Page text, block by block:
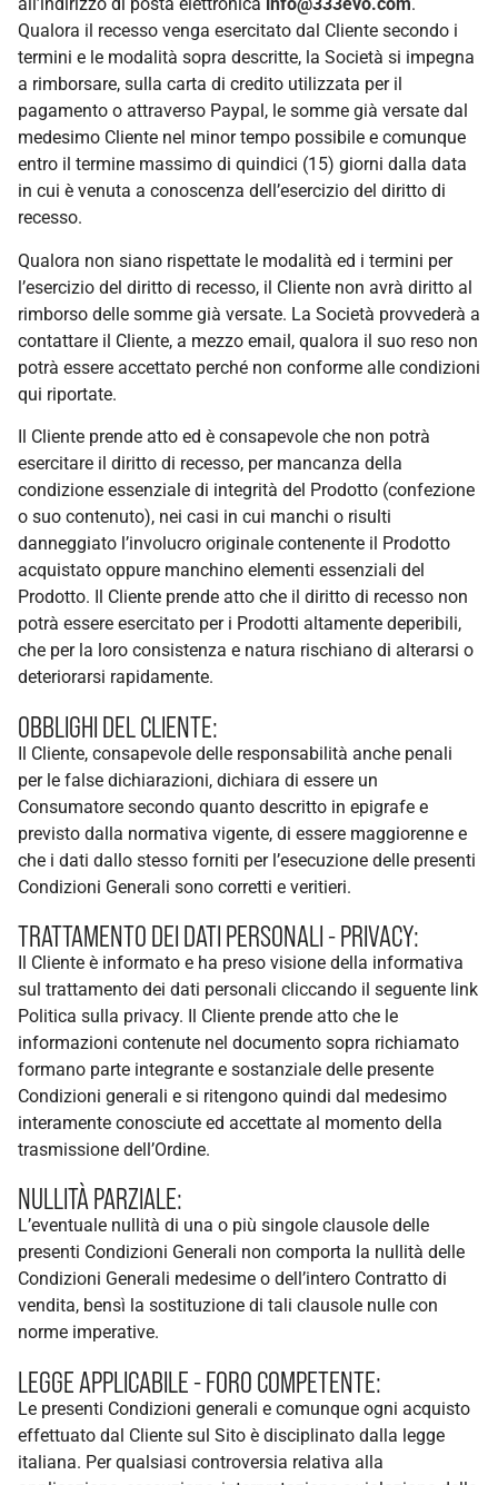
all’indirizzo di posta elettronica info@333evo.com.
Qualora il recesso venga esercitato dal Cliente secondo i
termini e le modalità sopra descritte, la Società si impegna
a rimborsare, sulla carta di credito utilizzata per il
pagamento o attraverso Paypal, le somme già versate dal
medesimo Cliente nel minor tempo possibile e comunque
entro il termine massimo di quindici (15) giorni dalla data
in cui è venuta a conoscenza dell’esercizio del diritto di
recesso.
Qualora non siano rispettate le modalità ed i termini per
l’esercizio del diritto di recesso, il Cliente non avrà diritto al
rimborso delle somme già versate. La Società provvederà a
contattare il Cliente, a mezzo email, qualora il suo reso non
potrà essere accettato perché non conforme alle condizioni
qui riportate.
Il Cliente prende atto ed è consapevole che non potrà
esercitare il diritto di recesso, per mancanza della
condizione essenziale di integrità del Prodotto (confezione
o suo contenuto), nei casi in cui manchi o risulti
danneggiato l’involucro originale contenente il Prodotto
acquistato oppure manchino elementi essenziali del
Prodotto. Il Cliente prende atto che il diritto di recesso non
potrà essere esercitato per i Prodotti altamente deperibili,
che per la loro consistenza e natura rischiano di alterarsi o
deteriorarsi rapidamente.
OBBLIGHI DEL CLIENTE:
Il Cliente, consapevole delle responsabilità anche penali
per le false dichiarazioni, dichiara di essere un
Consumatore secondo quanto descritto in epigrafe e
previsto dalla normativa vigente, di essere maggiorenne e
che i dati dallo stesso forniti per l’esecuzione delle presenti
Condizioni Generali sono corretti e veritieri.
TRATTAMENTO DEI DATI PERSONALI - PRIVACY:
Il Cliente è informato e ha preso visione della informativa
sul trattamento dei dati personali cliccando il seguente link
Politica sulla privacy. Il Cliente prende atto che le
informazioni contenute nel documento sopra richiamato
formano parte integrante e sostanziale delle presente
Condizioni generali e si ritengono quindi dal medesimo
interamente conosciute ed accettate al momento della
trasmissione dell’Ordine.
NULLITÀ PARZIALE:
L’eventuale nullità di una o più singole clausole delle
presenti Condizioni Generali non comporta la nullità delle
Condizioni Generali medesime o dell’intero Contratto di
vendita, bensì la sostituzione di tali clausole nulle con
norme imperative.
LEGGE APPLICABILE - FORO COMPETENTE:
Le presenti Condizioni generali e comunque ogni acquisto
effettuato dal Cliente sul Sito è disciplinato dalla legge
italiana. Per qualsiasi controversia relativa alla